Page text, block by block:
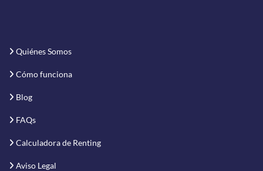
Quiénes Somos
Cómo funciona
Blog
FAQs
Calculadora de Renting
Aviso Legal